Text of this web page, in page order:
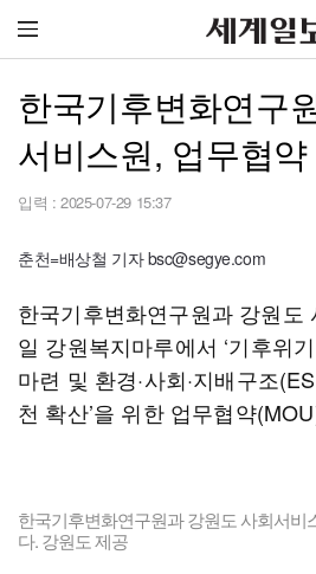
한국기후변화연구
서비스원, 업무협약
입력 : 2025-07-29 15:37
춘천=배상철 기자 bsc@segye.com
한국기후변화연구원과 강원도
일 강원복지마루에서 ‘기후위
마련 및 환경·사회·지배구조
천 확산’을 위한 업무협약
한국기후변화연구원과 강원도 사회서비
다. 강원도 제공